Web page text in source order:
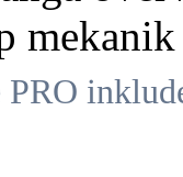
mekanik